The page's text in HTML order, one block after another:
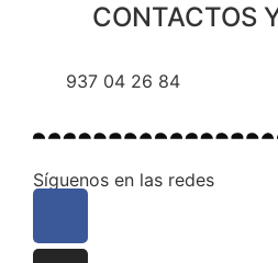
CONTACTOS
937 04 26 84
Síguenos en las redes